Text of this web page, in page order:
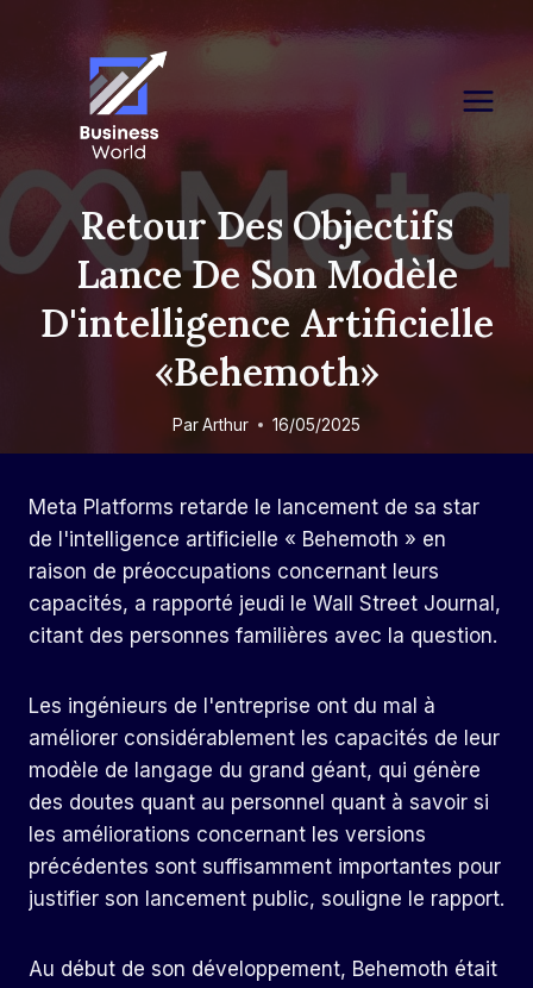
Retour Des Objectifs
Lance De Son Modèle
D'intelligence Artificielle
«Behemoth»
ParArthur 16/05/2025
Meta Platforms retarde le lancement de sa star
de l'intelligence artificielle « Behemoth » en
raison de préoccupations concernant leurs
capacités, a rapporté jeudi le Wall Street Journal,
citant des personnes familières avec la question.
Les ingénieurs de l'entreprise ont du mal à
améliorer considérablement les capacités de leur
modèle de langage du grand géant, qui génère
des doutes quant au personnel quant à savoir si
les améliorations concernant les versions
précédentes sont suffisamment importantes pour
justifier son lancement public, souligne le rapport.
Au début de son développement, Behemoth était